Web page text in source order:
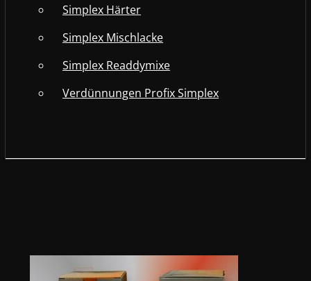
Simplex Härter
Simplex Mischlacke
Simplex Readdymixe
Verdünnungen Profix Simplex